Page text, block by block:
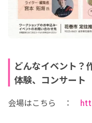
どんなイベント？
体験、コンサート
会場はこちら　：